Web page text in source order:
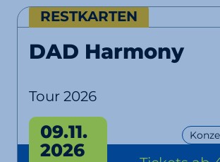
RESTKARTEN
DAD Harmony
Tour 2026
09.11.
2026